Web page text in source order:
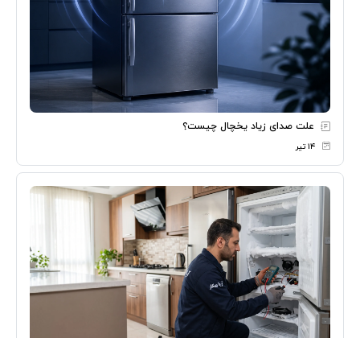
علت صدای زیاد یخچال چیست؟
۱۴ تیر